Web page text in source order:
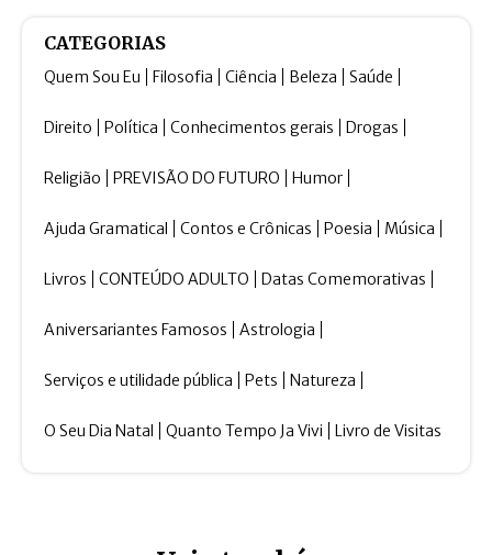
CATEGORIAS
Quem Sou Eu Filosofia Ciência Beleza Saúde
Direito Política Conhecimentos gerais Drogas
Religião PREVISÃO DO FUTURO Humor
Ajuda Gramatical Contos e Crônicas Poesia Música
Livros CONTEÚDO ADULTO Datas Comemorativas
Aniversariantes Famosos Astrologia
Serviços e utilidade pública Pets Natureza
O Seu Dia Natal Quanto Tempo Ja Vivi Livro de Visitas